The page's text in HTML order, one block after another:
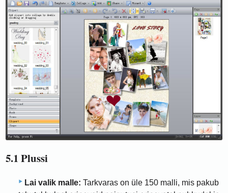
5.1 Plussi
Lai valik malle: Tarkvaras on üle 150 malli, mis pakub